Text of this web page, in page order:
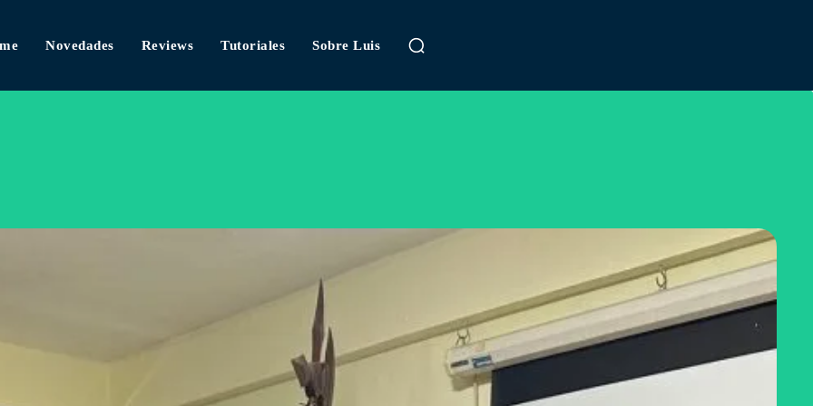
Novedades Reviews Tutoriales Sobre Luis